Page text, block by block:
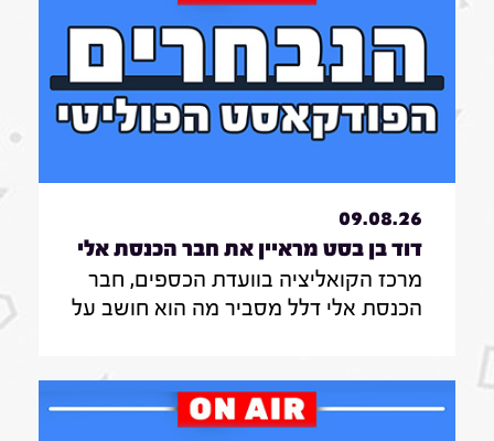
09.08.26
דוד בן בסט מראיין את חבר הכנסת אלי
דלל|7.8.26
מרכז הקואליציה בוועדת הכספים, חבר
הכנסת אלי דלל מסביר מה הוא חושב על
חרדים בוועדת הכספים